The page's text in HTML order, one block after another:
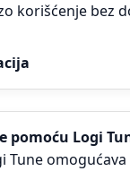
korišćenje bez
pomoću Logi
Tune